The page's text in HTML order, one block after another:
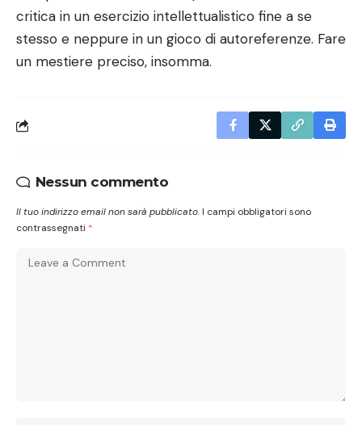
critica in un esercizio intellettualistico fine a se
stesso e neppure in un gioco di autoreferenze. Fare
un mestiere preciso, insomma.
Nessun commento
Il tuo indirizzo email non sarà pubblicato. I campi obbligatori sono
contrassegnati *